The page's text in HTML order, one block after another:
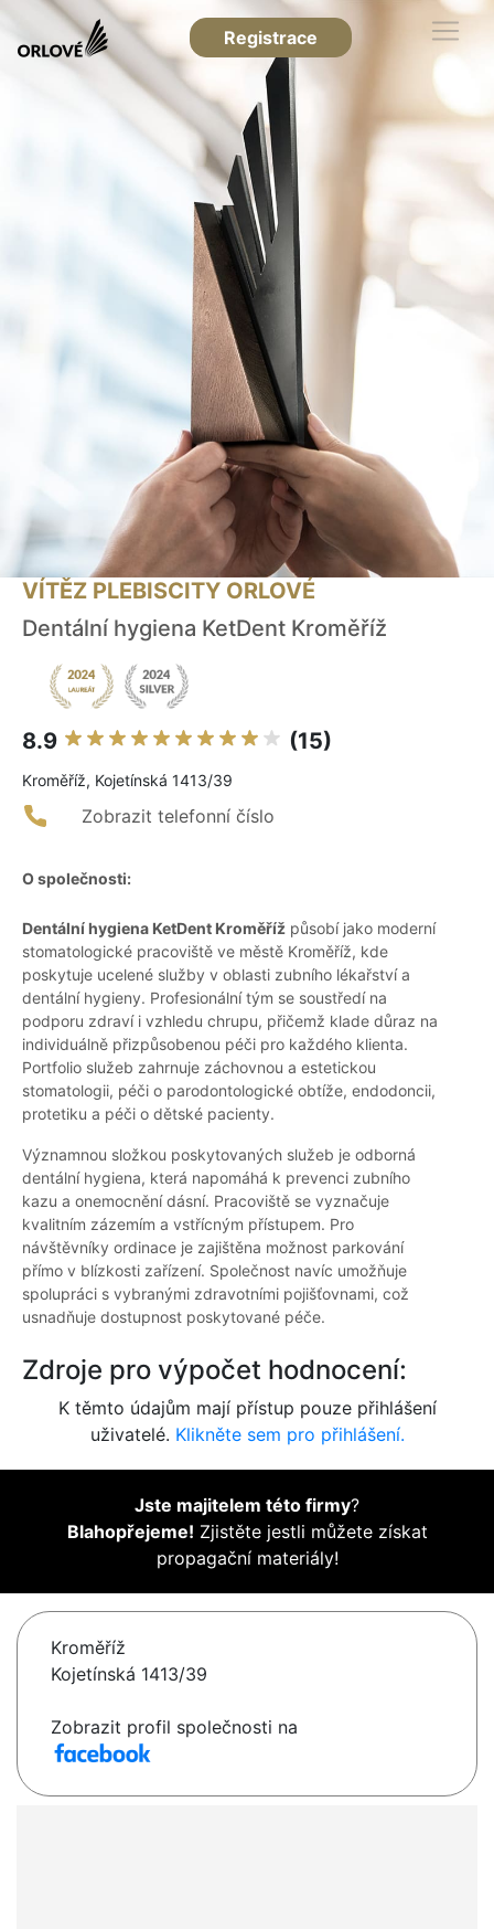
Registrace
VÍTĚZ PLEBISCITY ORLOVÉ
Dentální hygiena KetDent Kroměříž
8.9 (15)
Kroměříž, Kojetínská 1413/39
Zobrazit telefonní číslo
O společnosti:
Dentální hygiena KetDent Kroměříž působí jako moderní
stomatologické pracoviště ve městě Kroměříž, kde
poskytuje ucelené služby v oblasti zubního lékařství a
dentální hygieny. Profesionální tým se soustředí na
podporu zdraví i vzhledu chrupu, přičemž klade důraz na
individuálně přizpůsobenou péči pro každého klienta.
Portfolio služeb zahrnuje záchovnou a estetickou
stomatologii, péči o parodontologické obtíže, endodoncii,
protetiku a péči o dětské pacienty.
Významnou složkou poskytovaných služeb je odborná
dentální hygiena, která napomáhá k prevenci zubního
kazu a onemocnění dásní. Pracoviště se vyznačuje
kvalitním zázemím a vstřícným přístupem. Pro
návštěvníky ordinace je zajištěna možnost parkování
přímo v blízkosti zařízení. Společnost navíc umožňuje
spolupráci s vybranými zdravotními pojišťovnami, což
usnadňuje dostupnost poskytované péče.
Zdroje pro výpočet hodnocení:
K těmto údajům mají přístup pouze přihlášení
uživatelé. Klikněte sem pro přihlášení.
Jste majitelem této firmy?
Blahopřejeme! Zjistěte jestli můžete získat
propagační materiály!
Kroměříž
Kojetínská 1413/39
Zobrazit profil společnosti na